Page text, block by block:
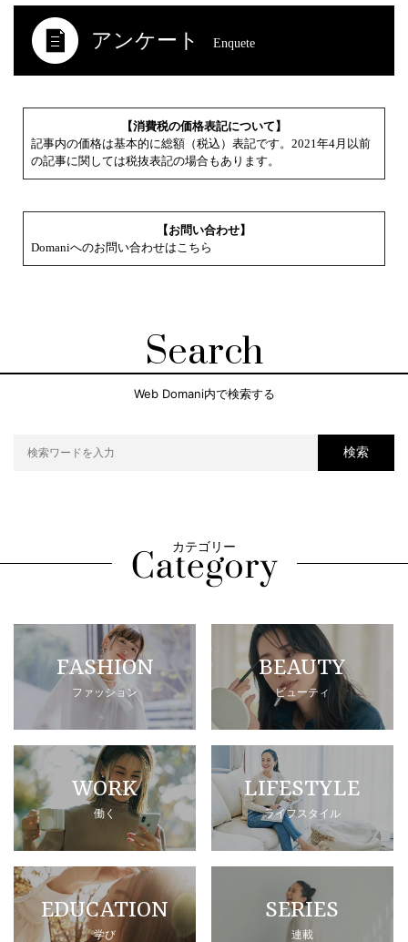
アンケート Enquete
【消費税の価格表記について】
記事内の価格は基本的に総額（税込）表記です。2021年4月以前
の記事に関しては税抜表記の場合もあります。
【お問い合わせ】
Domaniへのお問い合わせはこちら
Search
Web Domani内で検索する
検索
カテゴリー
FASHION
ファッション
BEAUTY
ビューティ
WORK
働く
LIFESTYLE
ライフスタイル
EDUCATION
学び
SERIES
連載